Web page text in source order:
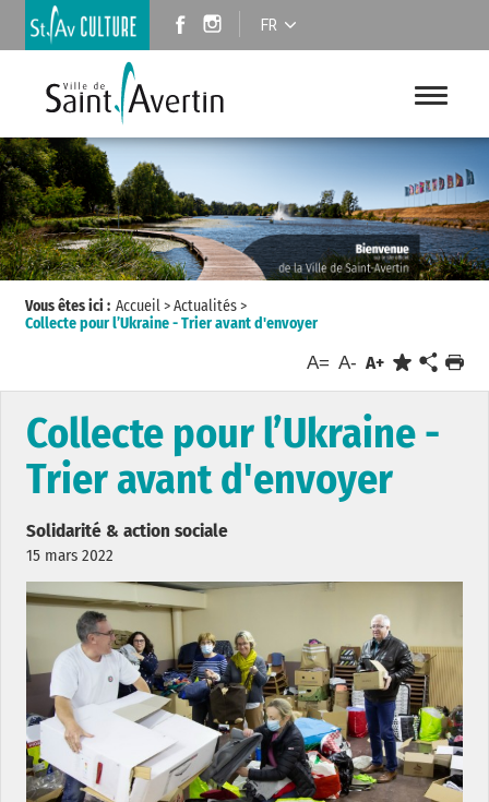
FR
Vous êtes ici : Accueil>Actualités>
Collecte pour l’Ukraine - Trier avant d'envoyer
A= A- A+
Collecte pour l’Ukraine -
Trier avant d'envoyer
Solidarité & action sociale
15 mars 2022